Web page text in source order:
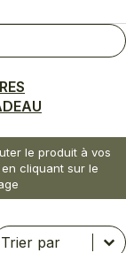
le produit à vos
cliquant sur le
le contenu
Trier le contenu